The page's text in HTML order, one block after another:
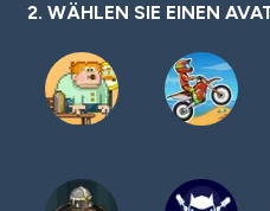
2. WÄHLEN SIE EINEN